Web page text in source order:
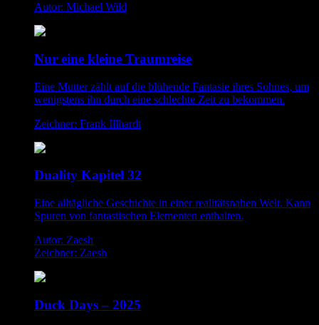
Autor: Michael Wild
Nur eine kleine Traumreise
Eine Mutter zählt auf die blühende Fantasie ihres Sohnes, um
wenigstens ihn durch eine schlechte Zeit zu bekommen.
Zeichner: Frank Illhardt
Duality Kapitel 32
Eine alltägliche Geschichte in einer realitätsnahen Welt. Kann
Spuren von fantastischen Elementen enthalten.
Autor: Zaesh
Zeichner: Zaesh
Duck Days – 2025